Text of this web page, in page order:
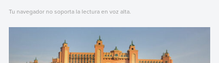
Tu navegador no soporta la lectura en voz alta.